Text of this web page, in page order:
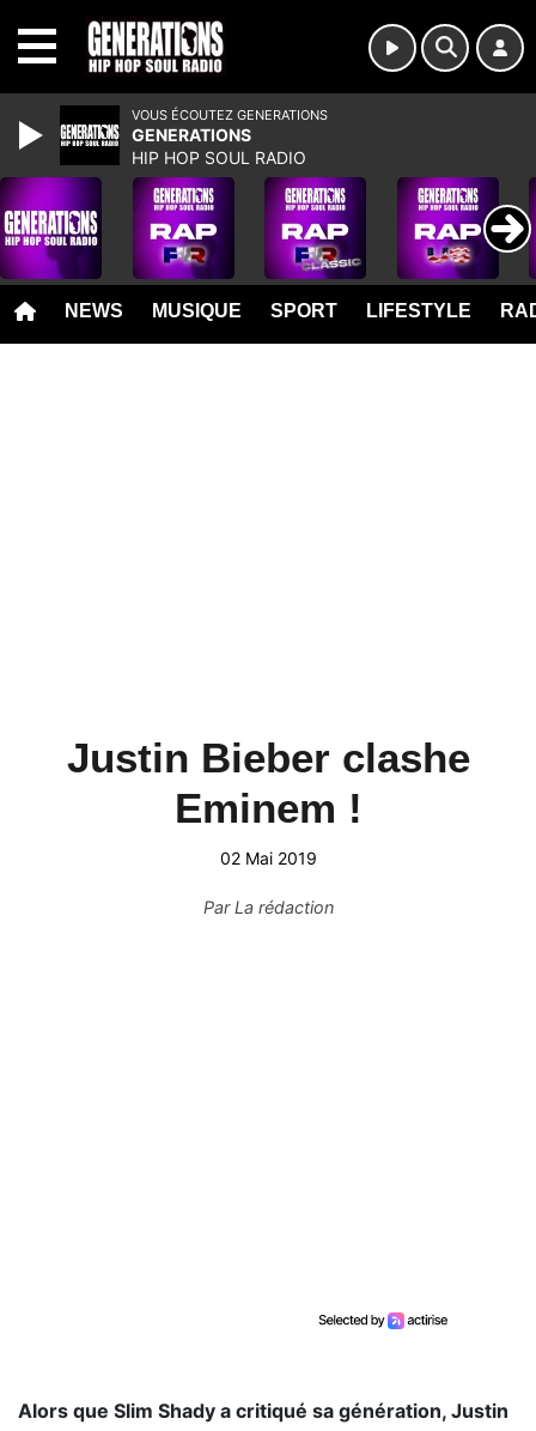
NEWS MUSIQUE SPORT LIFESTYLE
Justin Bieber clashe
Eminem !
02 Mai 2019
ParLa rédaction
Alors que Slim Shady a critiqué sa génération, Justin
VOUS ÉCOUTEZ GENERATIONS
GENERATIONS
HIP HOP SOUL RADIO